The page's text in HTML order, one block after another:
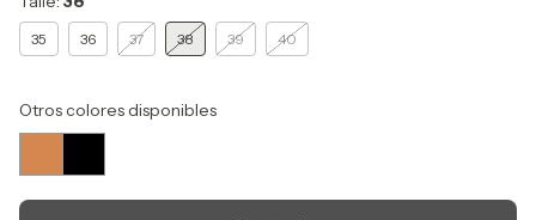
35 36 37 38 39 40
Otros colores disponibles